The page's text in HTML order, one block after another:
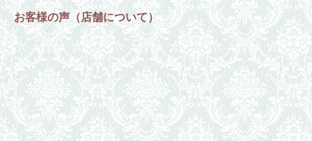
お客様の声（店舗について）